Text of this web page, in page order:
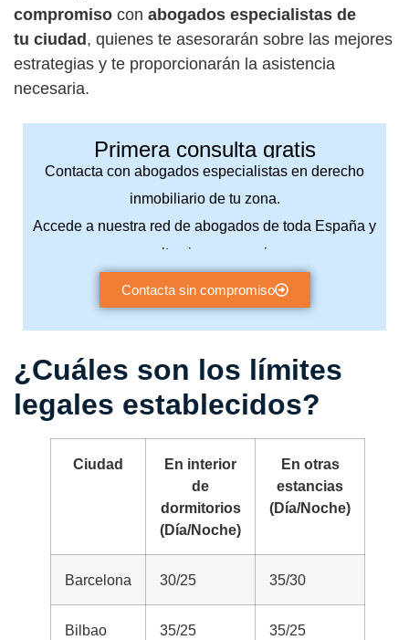
compromiso con abogados especialistas de
tu ciudad, quienes te asesorarán sobre las mejores
estrategias y te proporcionarán la asistencia
necesaria.
Primera consulta gratis
Contacta con abogados especialistas en derecho
inmobiliario de tu zona.
Accede a nuestra red de abogados de toda España y
consulta sin compromiso.
Contacta sin compromiso
¿Cuáles son los límites
legales establecidos?
Ciudad
En interior
de
dormitorios
(Día/Noche)
En otras
estancias
(Día/Noche)
Barcelona 30/25 35/30
Bilbao 35/25 35/25